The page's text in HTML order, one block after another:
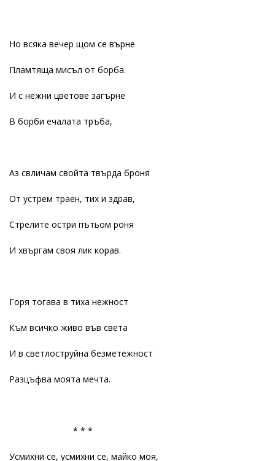
Но всяка вечер щом се върне
Пламтяща мисъл от борба.
И с нежни цветове загърне
В борби ечалата тръба,
Аз свличам свойта твърда броня
От устрем траен, тих и здрав,
Стрелите остри пътьом роня
И хвъргам своя лик корав.
Горя тогава в тиха нежност
Към всичко живо във света
И в светлоструйна безметежност
Разцъфва моята мечта.
* * *
Усмихни се, усмихни се, майко моя,